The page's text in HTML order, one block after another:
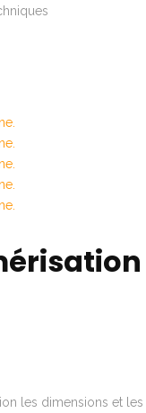
les dimensions et les